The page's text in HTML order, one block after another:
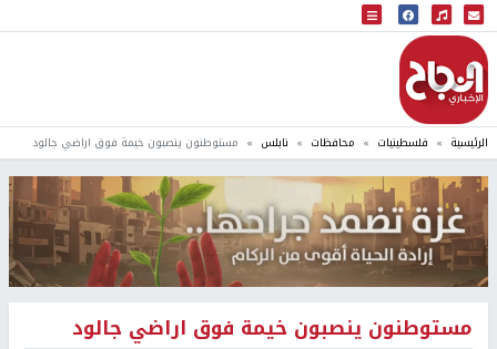
البث المباشر
إذاعة النجاح
الرئيسية فلسطينيات محافظات نابلس مستوطنون ينصبون خيمة فوق اراضي جالود
مستوطنون ينصبون خيمة فوق اراضي جالود